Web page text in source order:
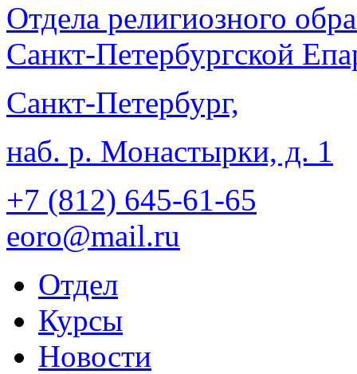
Отдела религиозного
Санкт-Петербургской
Санкт-Петербург,
наб. р. Монастырки, д. 1
+7 (812) 645-61-65
eoro@mail.ru
Отдел
Курсы
Новости